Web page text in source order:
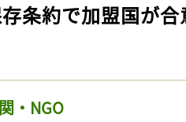
条約で加盟国が合
・NGO